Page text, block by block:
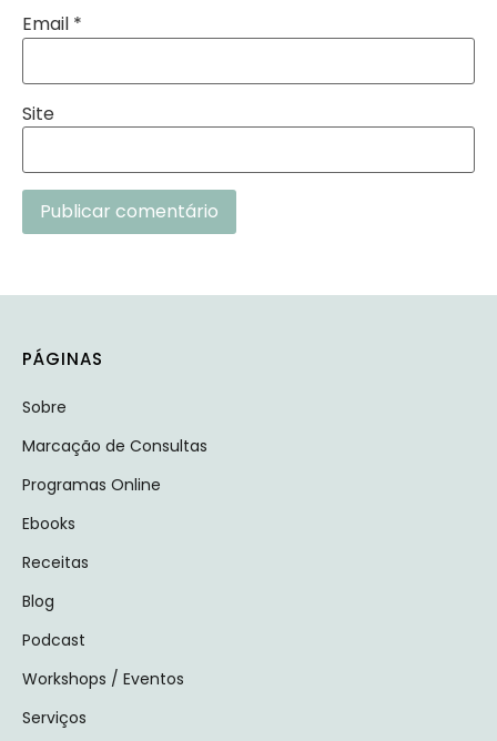
Email *
Site
PÁGINAS
Sobre
Marcação de Consultas
Programas Online
Ebooks
Receitas
Blog
Podcast
Workshops / Eventos
Serviços